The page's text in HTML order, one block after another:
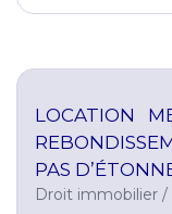
LOCATION
PAS
Droit immobilier /